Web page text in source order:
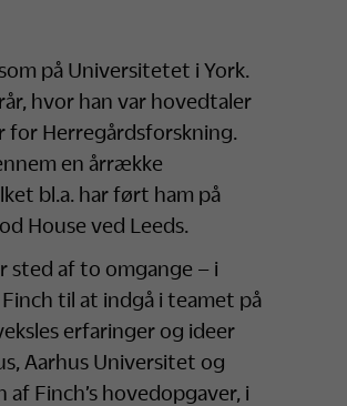
på Universitetet i York.
hvor han var hovedtaler
Herregårdsforskning.
en årrække
bl.a. har ført ham på
House ved Leeds.
sted af to omgange – i
til at indgå i teamet på
erfaringer og ideer
Aarhus Universitet og
Finch’s hovedopgaver, i